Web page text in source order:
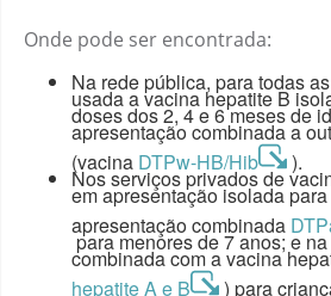
Onde pode ser encontrada:
Na rede pública, para todas
usada a vacina hepatite B
doses dos 2, 4 e 6 meses de
apresentação combinada a
(vacina DTPw-HB/Hib ).
Nos serviços privados de
em apresentação isolada
apresentação combinada
para menores de 7 anos; e
combinada com a vacina
hepatite A e B
) para